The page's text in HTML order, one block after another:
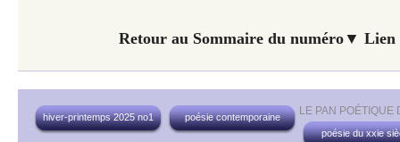
Retour au Sommaire du numéro▼ Lien
LE PAN POÉTIQUE
hiver-printemps 2025 no1
poésie contemporaine
poésie du xxie